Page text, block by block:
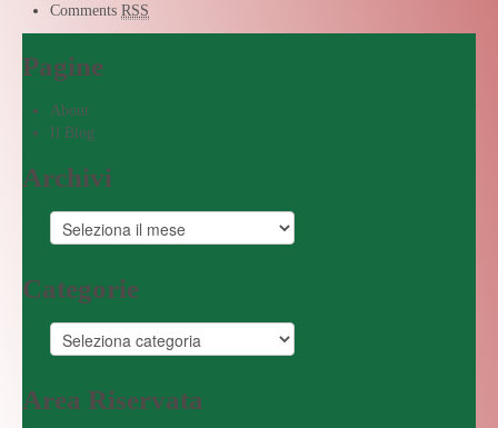
Comments RSS
Pagine
About
Il Blog
Archivi
Categorie
Area Riservata